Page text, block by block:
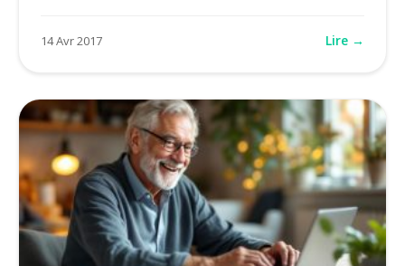
14 Avr 2017 Lire →